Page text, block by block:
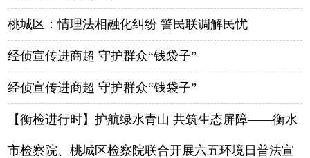
桃城区：情理法相融化纠纷 警民联调解民忧
经侦宣传进商超 守护群众“钱袋子”
经侦宣传进商超 守护群众“钱袋子”
【衡检进行时】护航绿水青山 共筑生态屏障——衡水
市检察院、桃城区检察院联合开展六五环境日普法宣